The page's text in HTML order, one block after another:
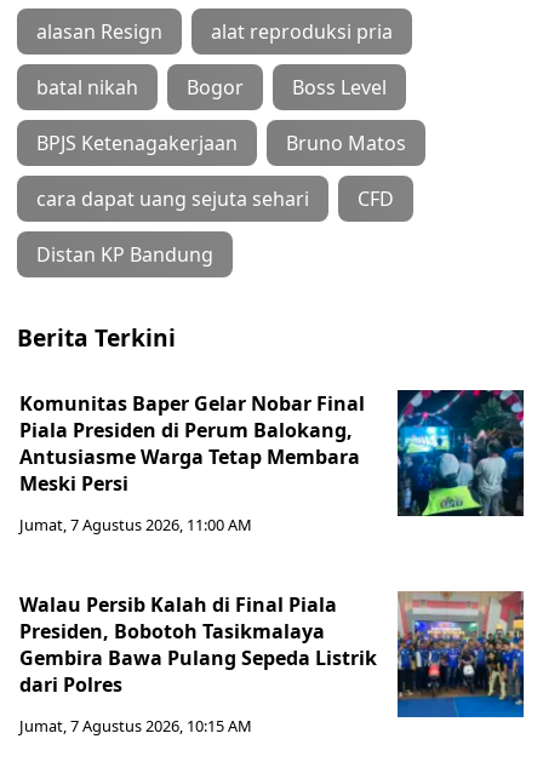
alasan Resign alat reproduksi pria
batal nikah Bogor Boss Level
BPJS Ketenagakerjaan Bruno Matos
cara dapat uang sejuta sehari CFD
Distan KP Bandung
Berita Terkini
Komunitas Baper Gelar Nobar Final
Piala Presiden di Perum Balokang,
Antusiasme Warga Tetap Membara
Meski Persi
Jumat, 7 Agustus 2026, 11:00 AM
Walau Persib Kalah di Final Piala
Presiden, Bobotoh Tasikmalaya
Gembira Bawa Pulang Sepeda Listrik
dari Polres
Jumat, 7 Agustus 2026, 10:15 AM